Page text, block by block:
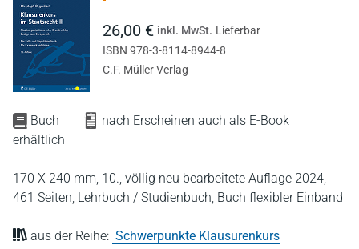
Buch
nach Erscheinen auch als E-Book
erhältlich
170 X 240 mm, 10., völlig neu bearbeitete Auflage 2024,
461 Seiten, Lehrbuch / Studienbuch, Buch flexibler Einband
aus der Reihe: Schwerpunkte Klausurenkurs
26,00 € inkl. MwSt. Lieferbar
ISBN 978-3-8114-8944-8
C.F. Müller Verlag